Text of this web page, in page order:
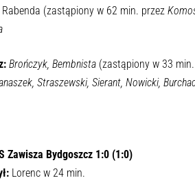
Rabenda (zastąpiony w 62 min. przez
Brończyk, Bembnista(zastąpiony w 33
Straszewski, Sierant, Nowicki,
Zawisza Bydgoszcz 1:0 (1:0)
Lorenc w 24 min.